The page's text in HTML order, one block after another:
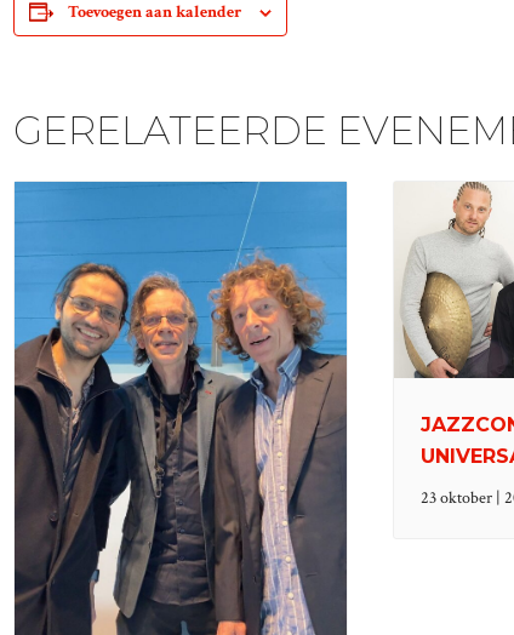
Toevoegen aan kalender
GERELATEERDE
23 oktober |